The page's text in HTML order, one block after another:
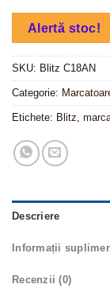
Alertă stoc!
SKU: Blitz C18AN
Categorie:
Etichete: Blitz
Descriere
Informații
Recenzii (0)